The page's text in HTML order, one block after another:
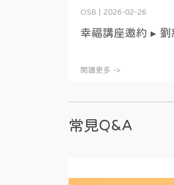
OSB | 2026-02-26
幸福講座邀約 ▸ 劉
閱讀更多 ->
常見Q&A